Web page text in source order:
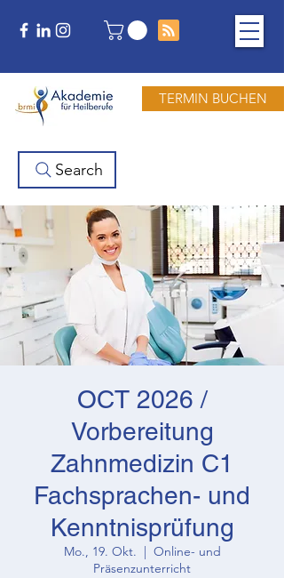
TERMIN BUCHEN
Search
OCT 2026 /
Vorbereitung
Zahnmedizin C1
Fachsprachen- und
Kenntnisprüfung
Mo., 19. Okt.
  |
Online- und
Präsenzunterricht